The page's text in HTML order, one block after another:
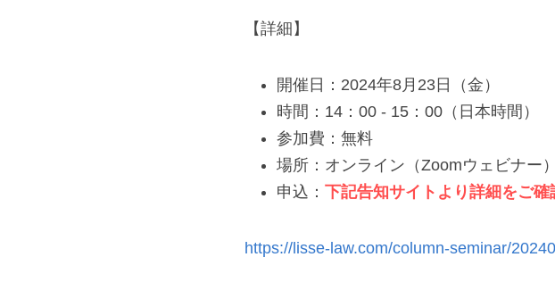
【詳細】
開催日：2024年8月23日（金）
時間：14：00 - 15：00（日本時間）
参加費：無料
場所：オンライン（Zoomウェビナー）
申込： 下記告知サイトより詳細をご
https://lisse-law.com/column-seminar/